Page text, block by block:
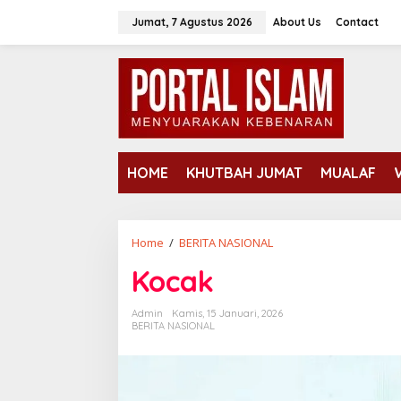
konten
Jumat, 7 Agustus 2026 About Us Contact
HOME KHUTBAH JUMAT MUALAF
Home / BERITA NASIONAL
Kocak
Admin
Kamis, 15 Januari, 2026
BERITA NASIONAL